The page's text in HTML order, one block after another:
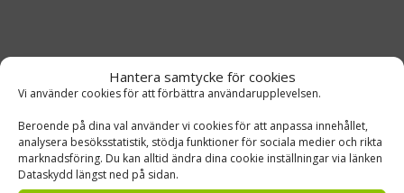
Hantera samtycke för cookies
Vi använder cookies för att förbättra användarupplevelsen.
Beroende på dina val använder vi cookies för att anpassa innehållet,
analysera besöksstatistik, stödja funktioner för sociala medier och rikta
marknadsföring. Du kan alltid ändra dina cookie inställningar via länken
Dataskydd längst ned på sidan.
ORION ABP
Lagerinredning, Truckar